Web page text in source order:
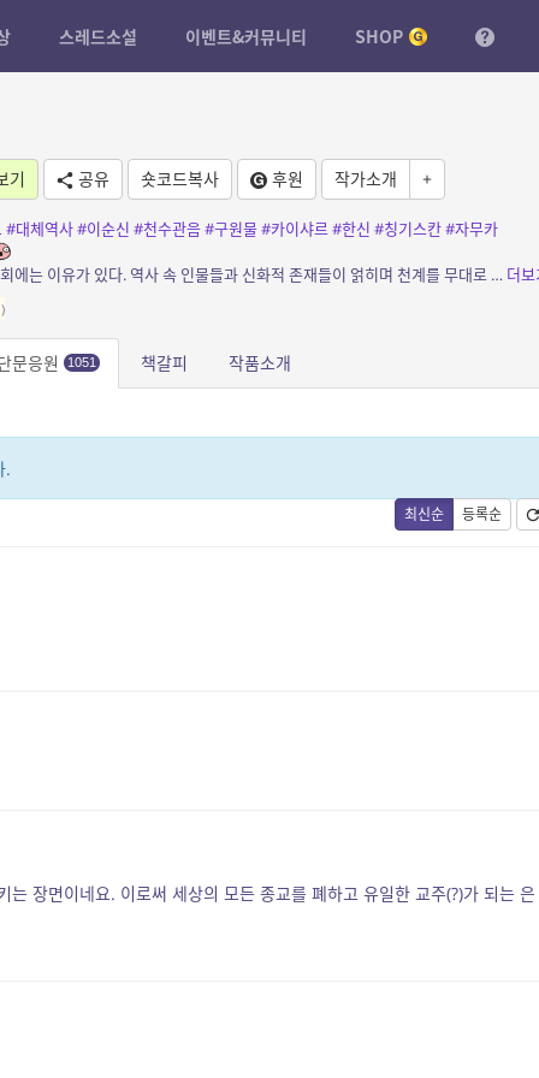
스레드소설 이벤트&커뮤니티 SHOP
기 공유 숏코드복사 후원 작가소개 +
#대체역사#이순신 #천수관음#구원물#카이샤르#한신 #칭기스칸#자무카
소개: 수천년간 이어진 사랑 이야기, 계속된 윤회에는 이유가 있다. 역사 속 인물들과 신화적 존재들이 얽히며 천계를 무대로 한 인류 구원 전쟁이 시작된다 이 땅에 모든 지를 위하여, 더
문응원 1051 책갈피 작품소개
.
최신순 등록순
장면이네요. 이로써 세상의 모든 종교를 폐하고 유일한 교주(?)가 되는 은